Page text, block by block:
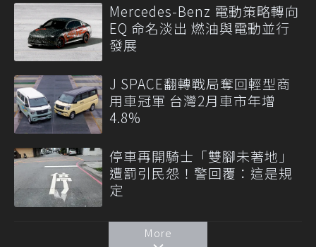
Mercedes-Benz 電動策略轉向
EQ 命名淡出 燃油與電動並行
發展
J SPACE翻轉戰局奪回輕型商
用車冠軍 台灣2月車市年增
4.8%
停車再開騎士「雙腳未著地」
遭罰引民怨！警回覆：這是規
定
More